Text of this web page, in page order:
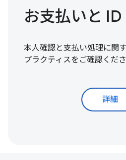
お支払いと ID
本人確認と支払い処理に関
プラクティスをご確認くださ
詳細